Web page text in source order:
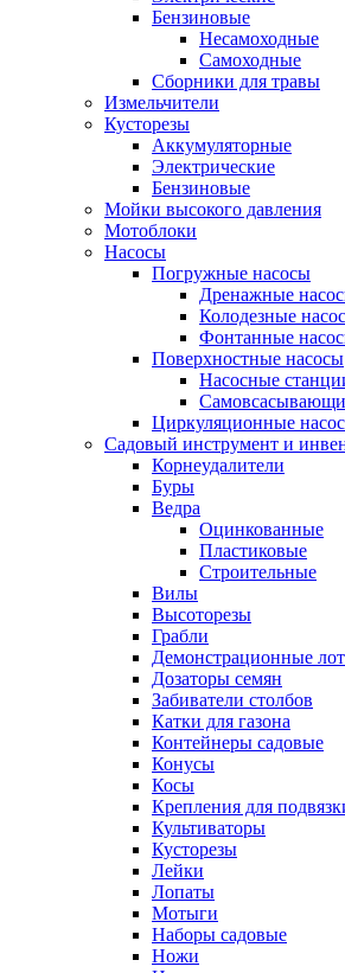
Бензиновые
Несамоходные
Самоходные
Сборники для травы
Измельчители
Кусторезы
Аккумуляторные
Электрические
Бензиновые
Мойки высокого давления
Мотоблоки
Насосы
Погружные насосы
Дренажные
Колодезные
Фонтанные
Поверхностные насосы
Насосные
Циркуляционные
Садовый инструмент и
Корнеудалители
Буры
Ведра
Оцинкованные
Пластиковые
Строительные
Вилы
Высоторезы
Грабли
Демонстрационные
Дозаторы семян
Забиватели столбов
Катки для газона
Контейнеры садовые
Конусы
Косы
Крепления для
Культиваторы
Кусторезы
Лейки
Лопаты
Мотыги
Наборы садовые
Ножи